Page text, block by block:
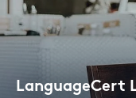
Lan­guageCert